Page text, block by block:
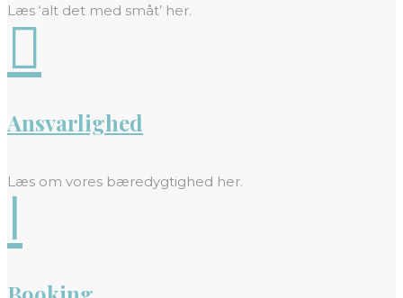
Læs ‘alt det med småt’ her.

Ansvarlighed
Læs om vores bæredygtighed her.
l